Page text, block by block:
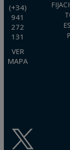
(+34)
941
272
131
VER
MAPA